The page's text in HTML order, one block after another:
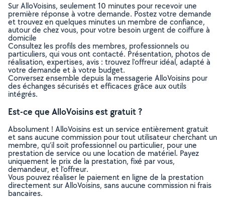
Sur AlloVoisins, seulement 10 minutes pour recevoir une
première réponse à votre demande. Postez votre demande
et trouvez en quelques minutes un membre de confiance,
autour de chez vous, pour votre besoin urgent de coiffure à
domicile
Consultez les profils des membres, professionnels ou
particuliers, qui vous ont contacté. Présentation, photos de
réalisation, expertises, avis : trouvez l'offreur idéal, adapté à
votre demande et à votre budget.
Conversez ensemble depuis la messagerie AlloVoisins pour
des échanges sécurisés et efficaces grâce aux outils
intégrés.
Est-ce que AlloVoisins est gratuit ?
Absolument ! AlloVoisins est un service entièrement gratuit
et sans aucune commission pour tout utilisateur cherchant un
membre, qu’il soit professionnel ou particulier, pour une
prestation de service ou une location de matériel. Payez
uniquement le prix de la prestation, fixé par vous,
demandeur, et l’offreur.
Vous pouvez réaliser le paiement en ligne de la prestation
directement sur AlloVoisins, sans aucune commission ni frais
bancaires.